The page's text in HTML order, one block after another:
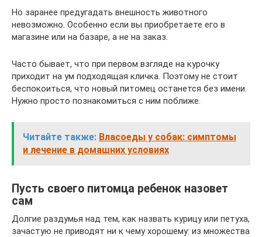
Но заранее предугадать внешность животного
невозможно. Особенно если вы приобретаете его в
магазине или на базаре, а не на заказ.
Часто бывает, что при первом взгляде на курочку
приходит на ум подходящая кличка. Поэтому не стоит
беспокоиться, что новый питомец останется без имени.
Нужно просто познакомиться с ним поближе.
Читайте также: Власоеды у собак: симптомы
и лечение в домашних условиях
Пусть своего питомца ребенок назовет
сам
Долгие раздумья над тем, как назвать курицу или петуха,
зачастую не приводят ни к чему хорошему: из множества